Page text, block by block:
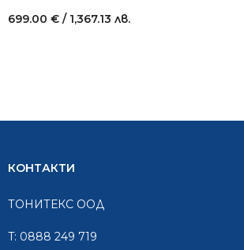
699.00 € / 1,367.13 лв.
КОНТАКТИ
ТОНИТЕКС ООД
T: 0888 249 719